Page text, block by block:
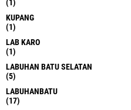
(1)
KUPANG
(1)
LAB KARO
(1)
LABUHAN BATU SELATAN
(5)
LABUHANBATU
(17)